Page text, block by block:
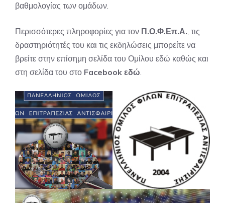
βαθμολογίας των ομάδων.
Περισσότερες πληροφορίες για τον Π.Ο.Φ.Επ.Α., τις
δραστηριότητές του και τις εκδηλώσεις μπορείτε να
βρείτε στην επίσημη σελίδα του Ομίλου εδώ καθώς και
στη σελίδα του στο Facebook εδώ.